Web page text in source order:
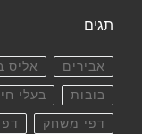
תגים
אבירים אליס
בובות בעלי
דפי משחק